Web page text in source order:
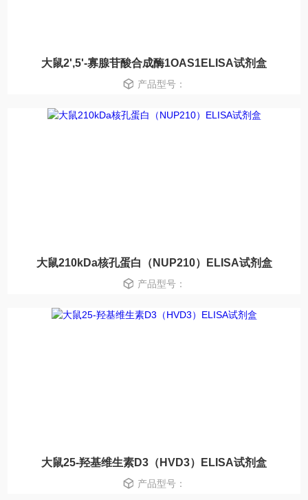
大鼠2',5'-寡腺苷酸合成酶1OAS1ELISA试剂盒
产品型号：
大鼠210kDa核孔蛋白（NUP210）ELISA试剂盒
产品型号：
大鼠25-羟基维生素D3（HVD3）ELISA试剂盒
产品型号：